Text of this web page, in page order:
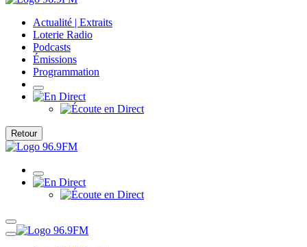
Actualité | Extraits
Loterie Radio
Podcasts
Émissions
Programmation
Retour